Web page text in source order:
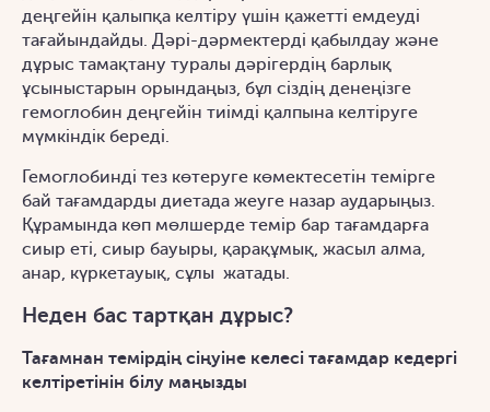
деңгейін қалыпқа келтіру үшін қажетті емдеуді
тағайындайды. Дәрі-дәрмектерді қабылдау және
дұрыс тамақтану туралы дәрігердің барлық
ұсыныстарын орындаңыз, бұл сіздің денеңізге
гемоглобин деңгейін тиімді қалпына келтіруге
мүмкіндік береді.
Гемоглобинді тез көтеруге көмектесетін темірге
бай тағамдарды диетада жеуге назар аударыңыз.
Құрамында көп мөлшерде темір бар тағамдарға
сиыр еті, сиыр бауыры, қарақұмық, жасыл алма,
анар, күркетауық, сұлы жатады.
Неден бас тартқан дұрыс?
Тағамнан темірдің сіңуіне келесі тағамдар кедергі
келтіретінін білу маңызды